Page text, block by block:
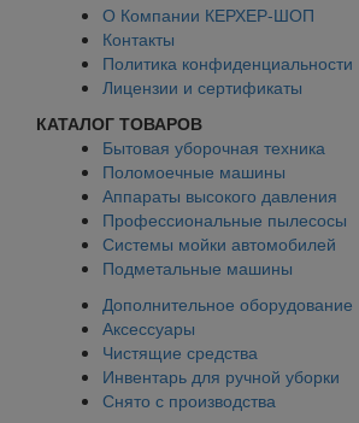
О Компании КЕРХЕР-ШОП
Контакты
Политика конфиденциальности
Лицензии и сертификаты
КАТАЛОГ ТОВАРОВ
Бытовая уборочная техника
Поломоечные машины
Аппараты высокого давления
Профессиональные пылесосы
Системы мойки автомобилей
Подметальные машины
Дополнительное оборудование
Аксессуары
Чистящие средства
Инвентарь для ручной уборки
Снято с производства